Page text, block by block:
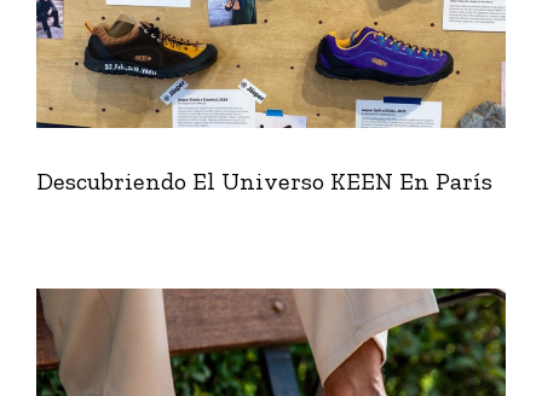
Descubriendo El Universo KEEN En París